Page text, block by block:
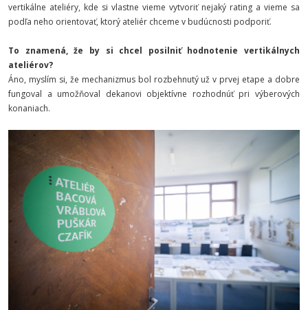
vertikálne ateliéry, kde si vlastne vieme vytvoriť nejaký rating a vieme sa
podľa neho orientovať, ktorý ateliér chceme v budúcnosti podporiť.
To znamená, že by si chcel posilniť hodnotenie vertikálnych
ateliérov?
Áno, myslím si, že mechanizmus bol rozbehnutý už v prvej etape a dobre
fungoval a umožňoval dekanovi objektívne rozhodnúť pri výberových
konaniach.